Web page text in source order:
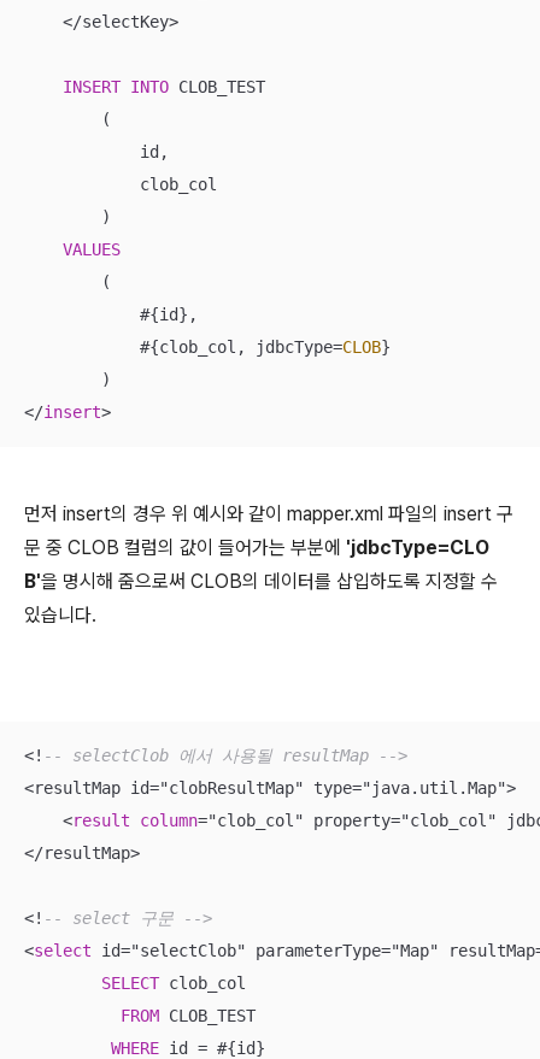
</selectKey>
INSERT INTO CLOB_TEST
        (
            id,
            clob_col
        )
VALUES
        (
            #{id},
            #{clob_col, jdbcType
=CLOB}
</insert>
먼저 insert의 경우 위 예시와 같이 mapper.xml 파일의 insert 구
문 중 CLOB 컬럼의 값이 들어가는 부분에 'jdbcType=CLO
B'을 명시해 줌으로써 CLOB의 데이터를 삽입하도록 지정할 수
있습니다.
<! -- selectClob 에서 사용될 resultMap -->
<resultMap id="clobResultMap" type="java.util.Map">
<result column="clob_col" property="clob_col"
</resultMap>
<! -- select 구문 -->
<select id="selectClob" parameterType="Map" resultMap
SELECT clob_col
FROM CLOB_TEST
WHERE id =